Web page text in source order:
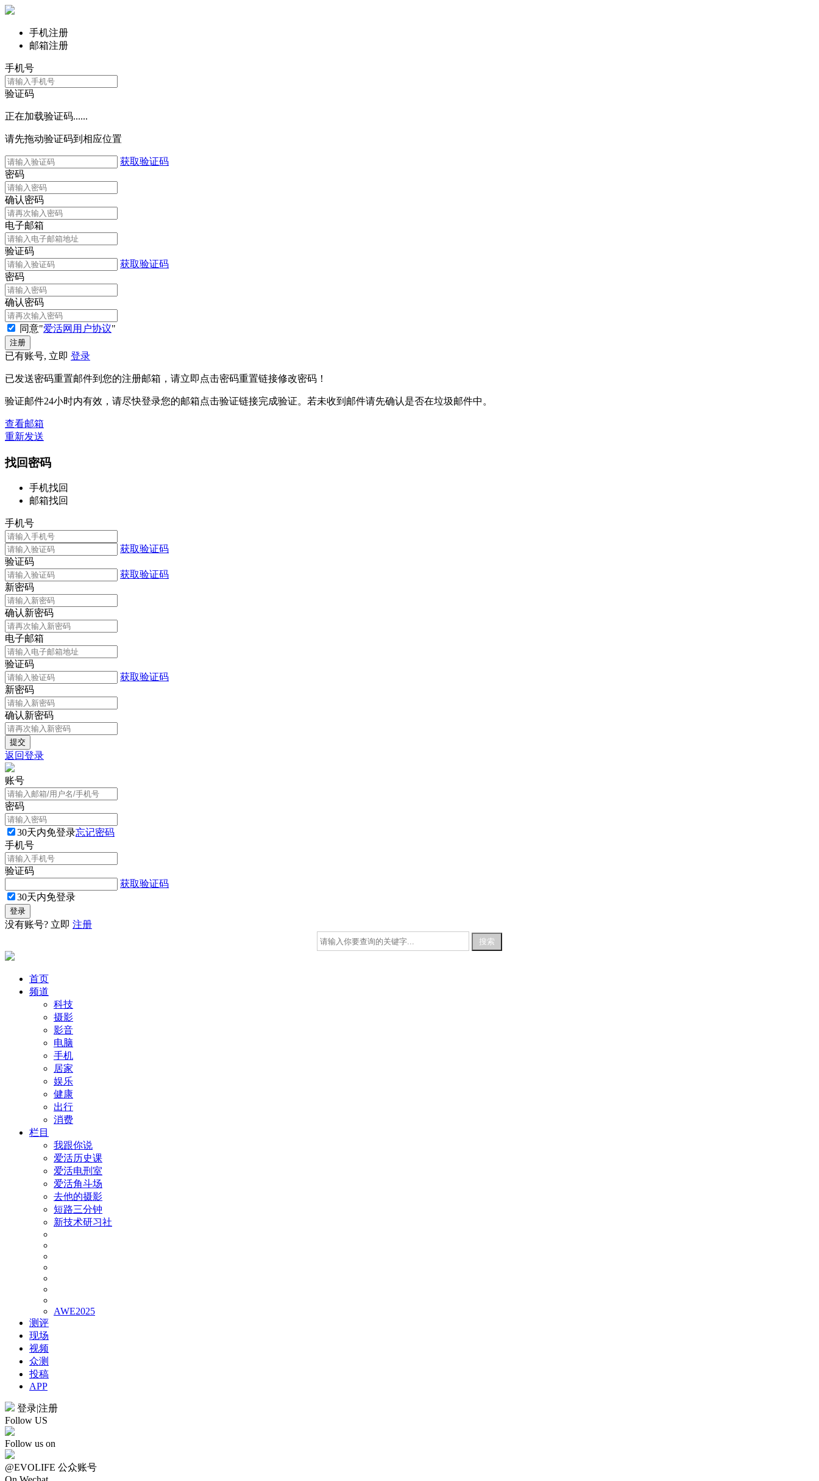
手机注册
邮箱注册
手机号
验证码
正在加载验证码......
请先拖动验证码到相应位置
获取验证码
密码
确认密码
电子邮箱
验证码
获取验证码
密码
确认密码
同意"爱活网用户协议"
已有账号, 立即 登录
已发送密码重置邮件到您的注册邮箱，请立即点击密码重置链接修改密码！
验证邮件24小时内有效，请尽快登录您的邮箱点击验证链接完成验证。若未收到邮件请先确认是否在垃圾邮件中。
查看邮箱
重新发送
找回密码
手机找回
邮箱找回
手机号
获取验证码
验证码
获取验证码
新密码
确认新密码
电子邮箱
验证码
获取验证码
新密码
确认新密码
返回登录
账号
密码
30天内免登录忘记密码
手机号
验证码
获取验证码
30天内免登录
没有账号? 立即 注册
首页
频道
科技
摄影
影音
电脑
手机
居家
娱乐
健康
出行
消费
栏目
我跟你说
爱活历史课
爱活电刑室
爱活角斗场
去他的摄影
短路三分钟
新技术研习社
AWE2025
测评
现场
视频
众测
投稿
APP
登录|注册
Follow US
Follow us on
@EVOLIFE 公众账号